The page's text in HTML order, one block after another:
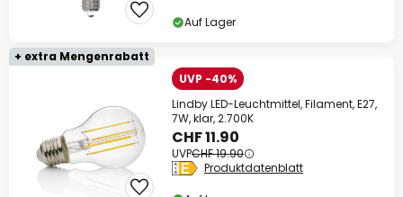
Auf Lager
+ extra Mengenrabatt
UVP -40%
Lindby LED-Leuchtmittel, Filament, E27,
7W, klar, 2.700K
CHF 11.90
UVPCHF 19.90
Produktdatenblatt